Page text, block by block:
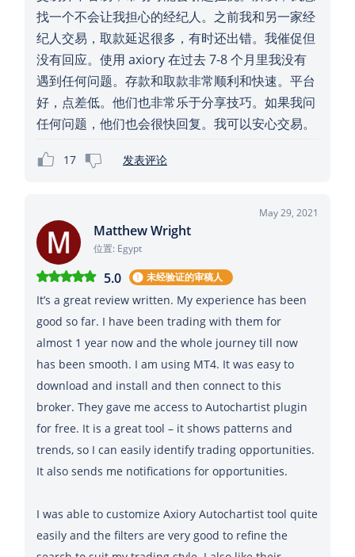
找一个不会让我担心的经纪人。之前我和另一家经
纪人交易，取款延迟很多，有时还出错。我催促但
没有回应。使用 axiory 在过去 7-8 个月里我没有
遇到任何问题。存款和取款非常顺利和快速。平台
好，点差低。他们也非常乐于分享技巧。如果我问
任何问题，他们也会很快回复。我可以安心交易。
17 发表评论
May 29, 2021
Matthew Wright
位置: Egypt
5.0 未经验证的审稿人
It’s a great review written. My experience has been
good so far. I have been trading with them for
almost 1 year now and the whole journey till now
has been smooth. I am using MT4. It was easy to
download and install and then connect to this
broker. They gave me access to Autochartist plugin
for free. It is a great tool – it shows patterns and
trends, so I can easily identify trading opportunities.
It also sends me notifications for opportunities.
I was able to customize Axiory Autochartist tool quite
easily and the filters are very good to refine the